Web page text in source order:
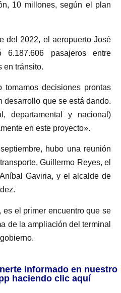
10 millones, según el plan
del 2022, el aeropuerto José
6.187.606 pasajeros entre
en tránsito.
decisiones prontas
desarrollo que se está dando.
departamental y nacional)
en este proyecto».
hubo una reunión
Guillermo Reyes, el
Gaviria, y el alcalde de
el primer encuentro que se
de la ampliación del terminal
informado en nuestro
haciendo clic aquí